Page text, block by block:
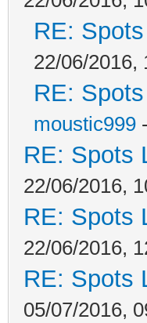
RE:
22/06/2016,
RE:
moustic999
RE: Spots
22/06/2016,
RE: Spots
22/06/2016,
RE: Spots
05/07/2016,